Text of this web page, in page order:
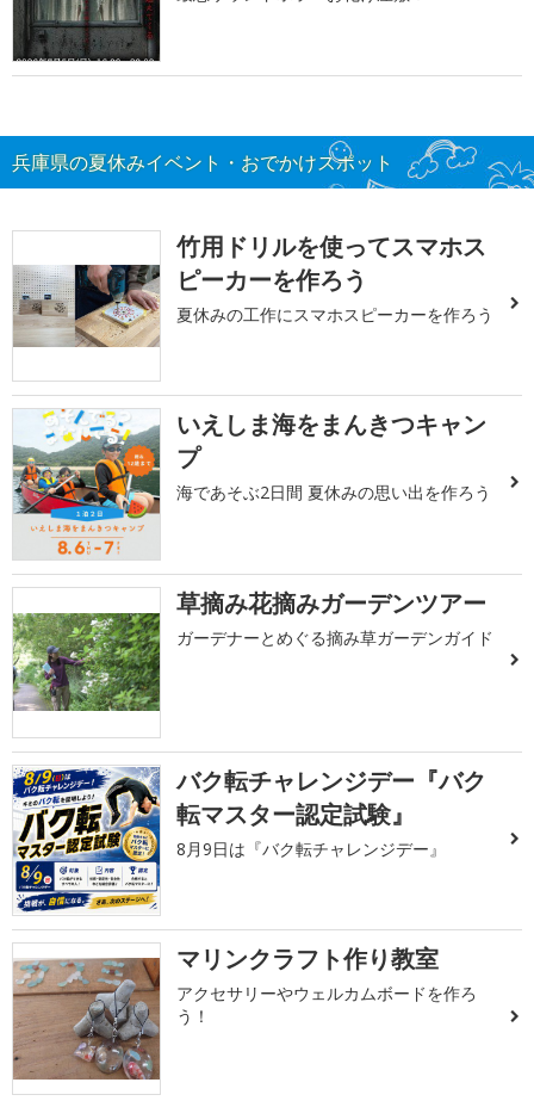
兵庫県の夏休みイベント・おでかけスポット
竹用ドリルを使ってスマホス
ピーカーを作ろう
夏休みの工作にスマホスピーカーを作ろう
いえしま海をまんきつキャン
プ
海であそぶ2日間 夏休みの思い出を作ろう
草摘み花摘みガーデンツアー
ガーデナーとめぐる摘み草ガーデンガイド
バク転チャレンジデー『バク
転マスター認定試験』
8月9日は『バク転チャレンジデー』
マリンクラフト作り教室
アクセサリーやウェルカムボードを作ろ
う！